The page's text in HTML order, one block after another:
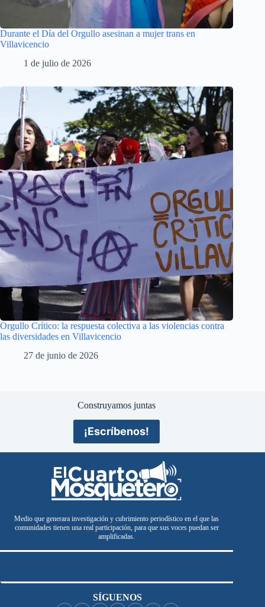
Durante el Día del Orgullo asesinan a mujer trans en
Villavicencio
1 de julio de 2026
Orgullo Crítico: la respuesta colectiva a las violencias contra
las diversidades en Villavicencio
27 de junio de 2026
Construyamos juntas
¡Escríbenos!
Medio que generara investigación y cubrimiento periodístico en el que las
comunidades tienen una real participación, para que sus voces puedan ser
amplificadas.
SÍGUENOS